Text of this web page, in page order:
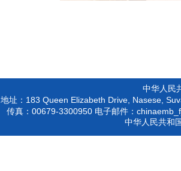
中华人民
地址： 183 Queen Elizabeth Drive, Nasese,
传真： 00679-3300950电子邮件：
中华人民共和